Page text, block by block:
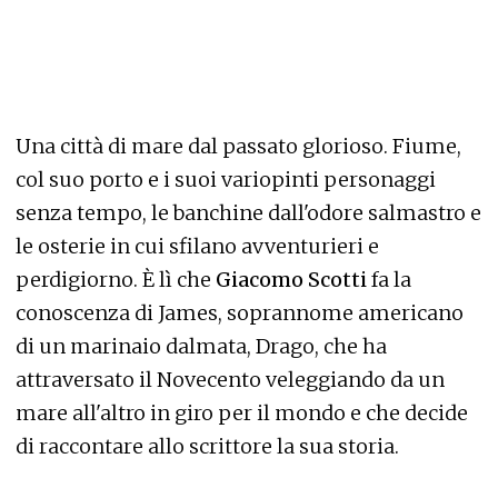
Una città di mare dal passato glorioso. Fiume,
col suo porto e i suoi variopinti personaggi
senza tempo, le banchine dall'odore salmastro e
le osterie in cui sfilano avventurieri e
perdigiorno. È lì che Giacomo Scottifa la
conoscenza di James, soprannome americano
di un marinaio dalmata, Drago, che ha
attraversato il Novecento veleggiando da un
mare all'altro in giro per il mondo e che decide
di raccontare allo scrittore la sua storia.